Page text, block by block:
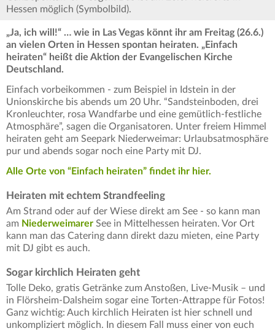
Hessen möglich (Symbolbild).
„Ja, ich will!“ … wie in Las Vegas könnt ihr am Freitag (26.6.)
an vielen Orten in Hessen spontan heiraten. „Einfach
heiraten“ heißt die Aktion der Evangelischen Kirche
Deutschland.
Einfach vorbeikommen - zum Beispiel in Idstein in der
Unionskirche bis abends um 20 Uhr. “Sandsteinboden, drei
Kronleuchter, rosa Wandfarbe und eine gemütlich-festliche
Atmosphäre”, sagen die Organisatoren. Unter freiem Himmel
heiraten geht am Seepark Niederweimar: Urlaubsatmosphäre
pur und abends sogar noch eine Party mit DJ.
Alle Orte von “Einfach heiraten” findet ihr hier.
Heiraten mit echtem Strandfeeling
Am Strand oder auf der Wiese direkt am See - so kann man
am Niederweimarer See in Mittelhessen heiraten. Vor Ort
kann man das Catering dann direkt dazu mieten, eine Party
mit DJ gibt es auch.
Sogar kirchlich Heiraten geht
Tolle Deko, gratis Getränke zum Anstoßen, Live-Musik – und
in Flörsheim-Dalsheim sogar eine Torten-Attrappe für Fotos!
Ganz wichtig: Auch kirchlich Heiraten ist hier schnell und
unkompliziert möglich. In diesem Fall muss einer von euch